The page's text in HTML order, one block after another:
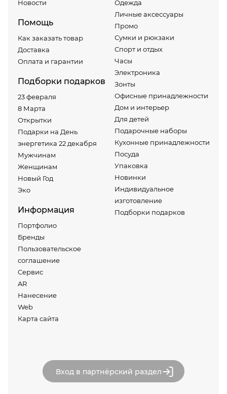
Новости
Помощь
Как заказать товар
Доставка
Оплата и гарантии
Подборки подарков
23 февраля
8 Марта
Открытки
Подарки на День
энергетика 22 декабря
Мужчинам
Женщинам
Новый Год
Эко
Информация
Портфолио
Бренды
Пользовательское
соглашение
Сервис
AR
Нанесение
Web
Карта сайта
Одежда
Личные аксессуары
Промо
Сумки и рюкзаки
Спорт и отдых
Часы
Электроника
Зонты
Офисные принадлежности
Дом и интерьер
Для детей
Подарочные наборы
Кухонные принадлежности
Посуда
Упаковка
Новинки
Индивидуальное
изготовление
Подборки подарков
Вход в партнёрский раздел